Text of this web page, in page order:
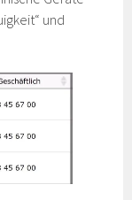
und